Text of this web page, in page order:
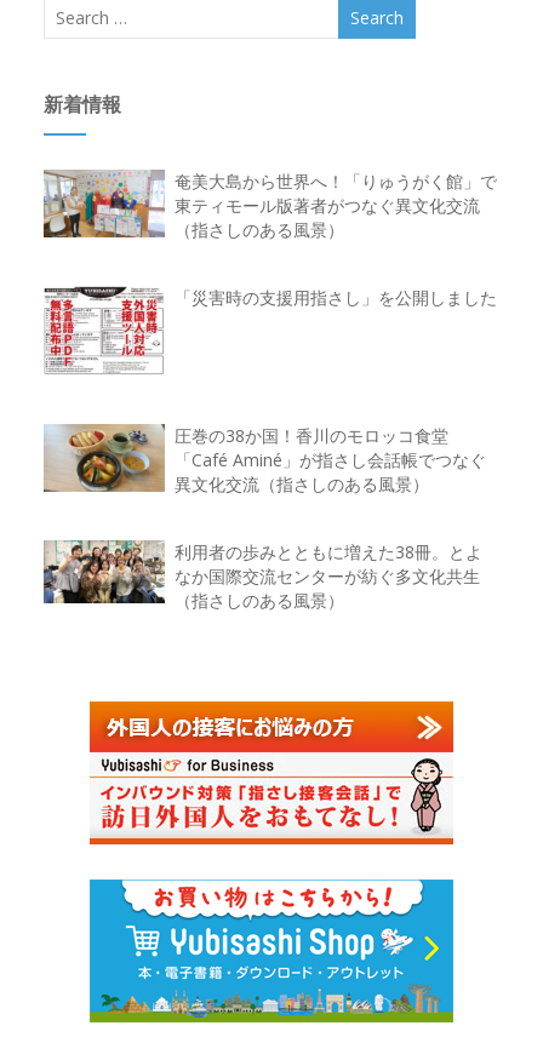
新着情報
奄美大島から世界へ！「りゅうがく館」で
東ティモール版著者がつなぐ異文化交流
（指さしのある風景）
「災害時の支援用指さし」を公開しました
圧巻の38か国！香川のモロッコ食堂
「Café Aminé」が指さし会話帳でつなぐ
異文化交流（指さしのある風景）
利用者の歩みとともに増えた38冊。とよ
なか国際交流センターが紡ぐ多文化共生
（指さしのある風景）